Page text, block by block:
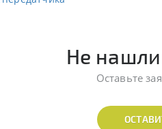
Не
Оставьте